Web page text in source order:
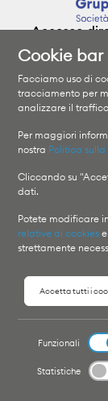
Accesso
Clinica
Clinica Santa
Orari di visita
Informazioni sui
Contatta il
Clinica
T+41 91 960
Clinica
T+41 91 756
Copyright ©
Cookie bar
Facciamo uso di
tracciamento per
analizzare il
Per maggiori
nostra Politica
Cliccando su
dati.
Potete modificare
relative ai cookies
strettamente
Accetta tutti i
Funzionali
Statistiche